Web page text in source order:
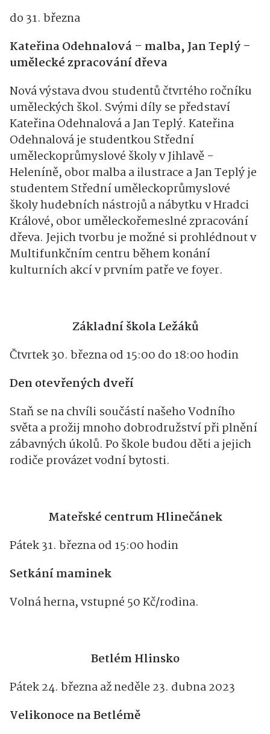
do 31. března
Kateřina Odehnalová – malba, Jan Teplý –
umělecké zpracování dřeva
Nová výstava dvou studentů čtvrtého ročníku
uměleckých škol. Svými díly se představí
Kateřina Odehnalová a Jan Teplý. Kateřina
Odehnalová je studentkou Střední
uměleckoprůmyslové školy v Jihlavě -
Heleníně, obor malba a ilustrace a Jan Teplý je
studentem Střední uměleckoprůmyslové
školy hudebních nástrojů a nábytku v Hradci
Králové, obor uměleckořemeslné zpracování
dřeva. Jejich tvorbu je možné si prohlédnout v
Multifunkčním centru během konání
kulturních akcí v prvním patře ve foyer.
Základní škola Ležáků
Čtvrtek 30. března od 15:00 do 18:00 hodin
Den otevřených dveří
Staň se na chvíli součástí našeho Vodního
světa a prožij mnoho dobrodružství při plnění
zábavných úkolů. Po škole budou děti a jejich
rodiče provázet vodní bytosti.
Mateřské centrum Hlinečánek
Pátek 31. března od 15:00 hodin
Setkání maminek
Volná herna, vstupné 50 Kč/rodina.
Betlém Hlinsko
Pátek 24. března až neděle 23. dubna 2023
Velikonoce na Betlémě